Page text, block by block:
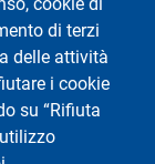
di terzi
delle attività
i cookie
su “Rifiuta